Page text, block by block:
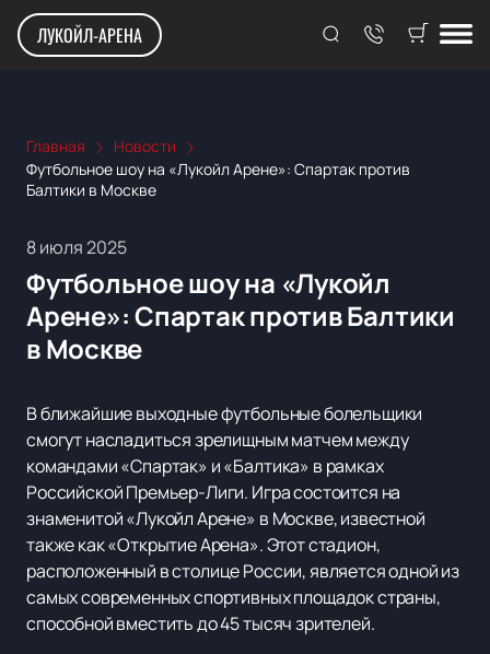
ЛУКОЙЛ-АРЕНА
Главная
Новости
Футбольное шоу на «Лукойл Арене»: Спартак против
Балтики в Москве
8 июля 2025
Футбольное шоу на «Лукойл
Арене»: Спартак против Балтики
в Москве
В ближайшие выходные футбольные болельщики
смогут насладиться зрелищным матчем между
командами «Спартак» и «Балтика» в рамках
Российской Премьер-Лиги. Игра состоится на
знаменитой «Лукойл Арене» в Москве, известной
также как «Открытие Арена». Этот стадион,
расположенный в столице России, является одной из
самых современных спортивных площадок страны,
способной вместить до 45 тысяч зрителей.